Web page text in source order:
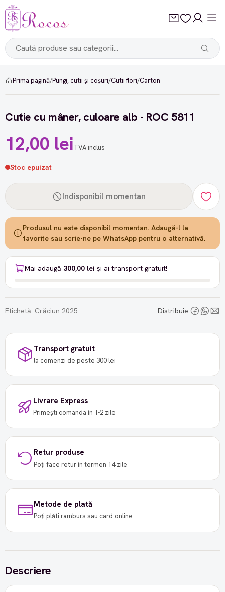
Prima pagină/Pungi, cutii și coșuri/Cutii flori/Carton
Cutie cu mâner, culoare alb - ROC 5811
12,00 leiTVA inclus
Stoc epuizat
Indisponibil momentan
Produsul nu este disponibil momentan. Adaugă-l la
favorite sau scrie-ne pe WhatsApp pentru o alternativă.
Mai adaugă 300,00 lei și ai transport gratuit!
Etichetă: Crăciun 2025 Distribuie:
Transport gratuit
la comenzi de peste 300 lei
Livrare Express
Primești comanda în 1-2 zile
Retur produse
Poți face retur în termen 14 zile
Metode de plată
Poți plăti ramburs sau card online
Descriere